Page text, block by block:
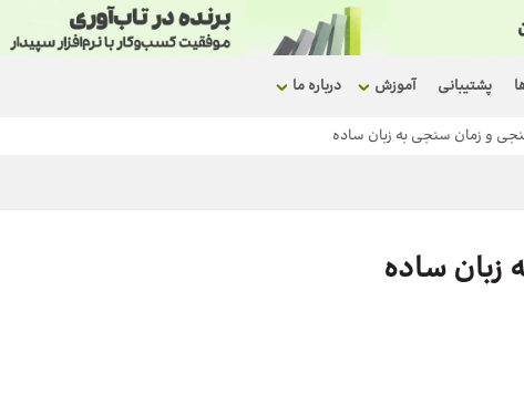
پشتیبانی آموزش درباره ما
و زمان سنجی به زبان ساده
زبان ساده